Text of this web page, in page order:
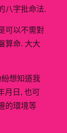
八字批命法.
可以不需對
算命. 大大
想知道我
月日, 也可
的環境等